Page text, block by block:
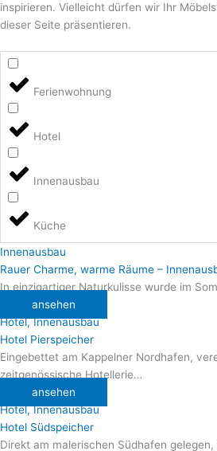
inspirieren. Vielleicht dürfen wir Ihr
dieser Seite präsentieren.
Ferienwohnung
Hotel
Innenausbau
Küche
Innenausbau
Rauer Charme, warme Räume –
In einzigartiger Naturkulisse wurde im
ansehen
Hotel,Innenausbau
Hotel Pierspeicher
Eingebettet am Kappelner Nordhafen,
zeitgenössische Hotellerie…
ansehen
Hotel,Innenausbau
Hotel Südspeicher
Direkt am malerischen Südhafen